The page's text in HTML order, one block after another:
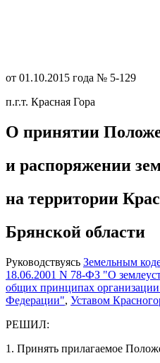
от 01.10.2015 года № 5-129
п.г.т. Красная Гора
О принятии
и распоряжении
на территории
Брянской области
Руководствуясь Земельным
18.06.2001 N 78-ФЗ "О
общих принципах
Федерации", Уставом
РЕШИЛ:
1. Принять прилагаемое